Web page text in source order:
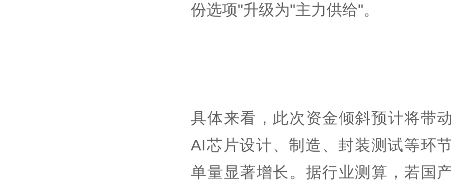
份选项"升级为"主力供给"。
具体来看，此次资金倾斜预计将带
AI芯片设计、制造、封装测试等环
单量显著增长。据行业测算，若国